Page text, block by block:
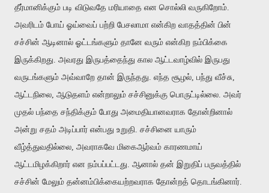
தீர்மானிக்கும் படி விடுவதே மரியாதை என சொல்லி வருகிறோம்.
அவரிடம் போய் ஓய்வைப் பற்றி பேசலாமா என்கிற வாதத்தின் பின்
சச்சின் ஆடினால் ஓட்டங்களும் தானே வரும் என்கிற நம்பிக்கை
இருக்கிறது. அவரது இருபத்தைந்து கால ஆட்டவாழ்வில் இருபது
வருடங்களும் அவ்வாறே தான் இருந்தது. எந்த சூழல், பந்து வீச்சு,
ஆட்டநிலை, ஆடுதளம் என்றாலும் சச்சினுக்கு பொருட்டில்லை. அவர்
முதல் பந்தை சந்திக்கும் போது அமைதியானவராக தோன்றினால்
அன்று சதம் அடிப்பார் என்பது உறுதி. சச்சினை யாரும்
வீழ்த்துவதில்லை, அவராகவே மிகைஆர்வம் காரணமாய்
ஆட்டமிழக்கிறார் என நம்பப்பட்டது. ஆனால் தன் இறுதிப் பருவத்தில்
சச்சின் மேலும் தன்னம்பிக்கையற்றவராக தோன்றத் தொடங்கினார்.